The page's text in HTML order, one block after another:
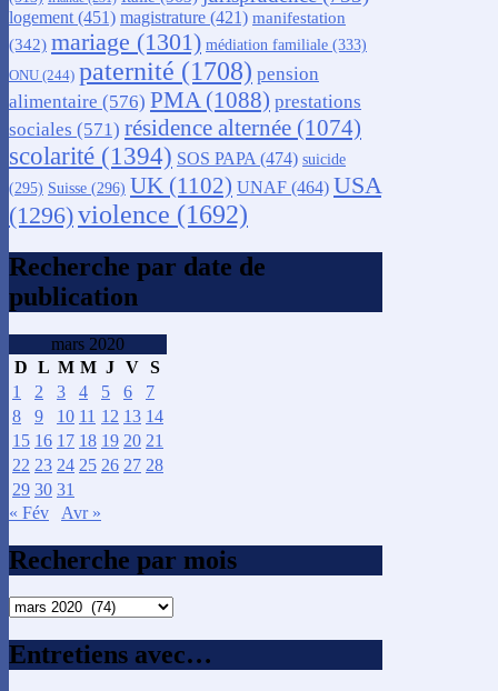
logement (451) magistrature (421) manifestation
(342) mariage (1301) médiation familiale (333)
ONU (244) paternité (1708) pension
alimentaire (576) PMA(1088) prestations
sociales (571) résidence alternée (1074)
scolarité (1394) SOS PAPA(474) suicide
(295) Suisse (296) UK (1102) UNAF (464) USA
(1296)violence (1692)
Recherche par date de
publication
mars 2020
D L M M J V S
1
2 3 4 5 6
7
8
9 10 11 12 13 14
15 16 17 18 19 20 21
22 23 24 25 26 27 28
29 30 31
« Fév
Avr »
Recherche par mois
Recherche
mois
Entretiens avec…